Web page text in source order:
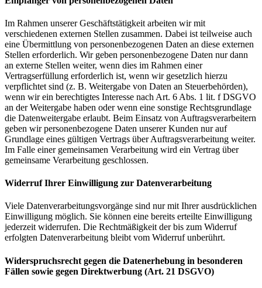
Im Rahmen unserer Geschäftstätigkeit arbeiten wir mit
verschiedenen externen Stellen zusammen. Dabei ist teilweise auch
eine Übermittlung von personenbezogenen Daten an diese externen
Stellen erforderlich. Wir geben personenbezogene Daten nur dann
an externe Stellen weiter, wenn dies im Rahmen einer
Vertragserfüllung erforderlich ist, wenn wir gesetzlich hierzu
verpflichtet sind (z. B. Weitergabe von Daten an Steuerbehörden),
wenn wir ein berechtigtes Interesse nach Art. 6 Abs. 1 lit. f DSGVO
an der Weitergabe haben oder wenn eine sonstige Rechtsgrundlage
die Datenweitergabe erlaubt. Beim Einsatz von Auftragsverarbeitern
geben wir personenbezogene Daten unserer Kunden nur auf
Grundlage eines gültigen Vertrags über Auftragsverarbeitung weiter.
Im Falle einer gemeinsamen Verarbeitung wird ein Vertrag über
gemeinsame Verarbeitung geschlossen.
Widerruf Ihrer Einwilligung zur Datenverarbeitung
Viele Datenverarbeitungsvorgänge sind nur mit Ihrer ausdrücklichen
Einwilligung möglich. Sie können eine bereits erteilte Einwilligung
jederzeit widerrufen. Die Rechtmäßigkeit der bis zum Widerruf
erfolgten Datenverarbeitung bleibt vom Widerruf unberührt.
Widerspruchsrecht gegen die Datenerhebung in besonderen
Fällen sowie gegen Direktwerbung (Art. 21 DSGVO)